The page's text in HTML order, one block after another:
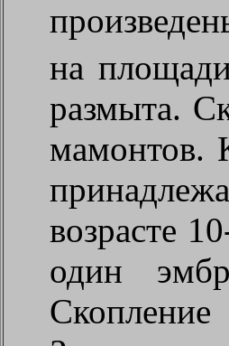
на
размыта.
мамонтов.
возрасте
один